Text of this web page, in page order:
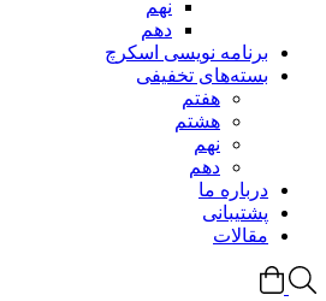
نهم
دهم
برنامه نویسی اسکرچ
بسته‌های تخفیفی
هفتم
هشتم
نهم
دهم
درباره ما
پشتیبانی
مقالات